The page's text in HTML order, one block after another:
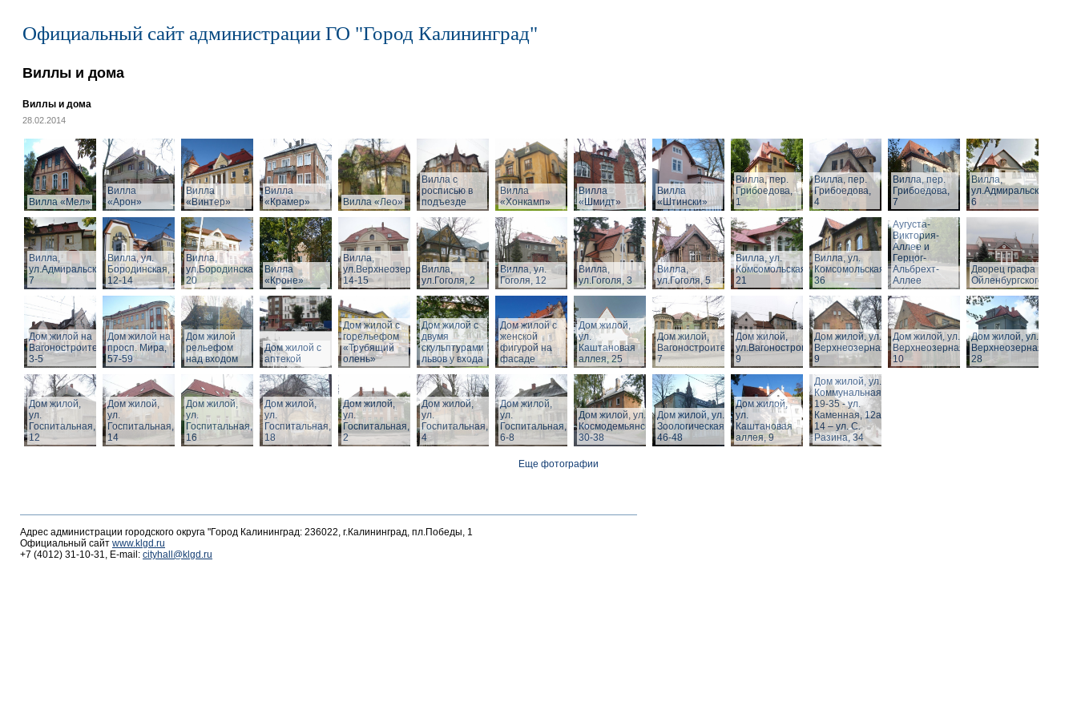
Официальный сайт администрации ГО "Город Калининград"
Виллы и дома
Виллы и дома
28.02.2014
Вилла «Мел»
Вилла
«Арон»
Вилла
«Винтер»
Вилла
«Крамер»
Вилла «Лео»
Вилла с
росписью в
подъезде
Вилла
«Хонкамп»
Вилла
«Шмидт»
Вилла
«Штински»
Вилла, пер.
Грибоедова,
1
Вилла, пер.
Грибоедова,
4
Вилла, пер.
Грибоедова,
7
Вилла,
ул.Адмиральская,
6
Вилла,
ул.Адмиральская,
7
Вилла, ул.
Бородинская,
12-14
Вилла,
ул.Бородинская,
20
Вилла
«Кроне»
Вилла,
ул.Верхнеозерная,
14-15
Вилла,
ул.Гоголя, 2
Вилла, ул.
Гоголя, 12
Вилла,
ул.Гоголя, 3
Вилла,
ул.Гоголя, 5
Вилла, ул.
Комсомольская,
21
Вилла, ул.
Комсомольская,
36
Виллы по
Аугуста-
Виктория-
Аллее и
Герцог-
Альбрехт-
Аллее
Дворец графа
Ойленбургского
Дом жилой на
Вагоностроительной
3-5
Дом жилой на
просп. Мира,
57-59
Дом жилой
рельефом
над входом
Дом жилой с
аптекой
Дом жилой с
горельефом
«Трубящий
олень»
Дом жилой с
двумя
скульптурами
львов у входа
Дом жилой с
женской
фигурой на
фасаде
Дом жилой,
ул.
Каштановая
аллея, 25
Дом жилой,
Вагоностроительная,
7
Дом жилой,
ул.Вагоностроительная,
9
Дом жилой, ул.
Верхнеозерная,
9
Дом жилой, ул.
Верхнеозерная,
10
Дом жилой, ул.
Верхнеозерная,
28
Дом жилой,
ул.
Госпитальная,
12
Дом жилой,
ул.
Госпитальная,
14
Дом жилой,
ул.
Госпитальная,
16
Дом жилой,
ул.
Госпитальная,
18
Дом жилой,
ул.
Госпитальная,
2
Дом жилой,
ул.
Госпитальная,
4
Дом жилой,
ул.
Госпитальная,
6-8
Дом жилой, ул. З.
Космодемьянской
30-38
Дом жилой, ул.
Зоологическая,
46-48
Дом жилой,
ул.
Каштановая
аллея, 9
Дом жилой, ул.
Коммунальная,
19-35 - ул.
Каменная, 12а,
14 – ул. С.
Разина, 34
Еще фотографии
Адрес администрации городского округа "Город Калининград: 236022, г.Калининград, пл.Победы, 1
Официальный сайт www.klgd.ru
+7 (4012) 31-10-31, E-mail: cityhall@klgd.ru